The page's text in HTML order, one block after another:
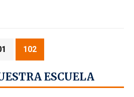
102
ESCUELA